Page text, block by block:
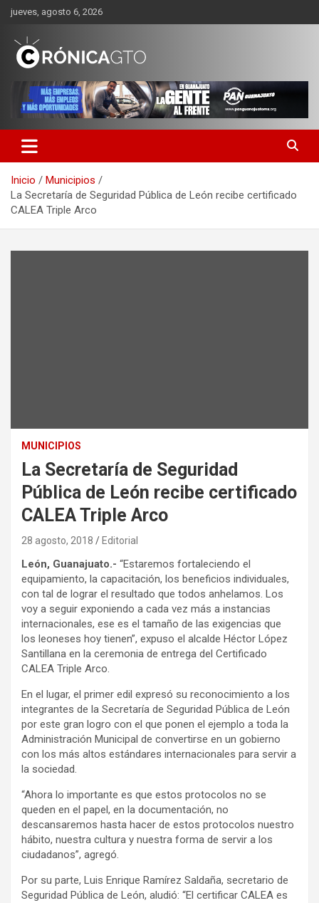
Saltar
contenido
jueves, agosto 6, 2026
CRONICA GUANAJUATO
Inicio
Municipios
La Secretaría de Seguridad Pública de León recibe certificado
CALEA Triple Arco
MUNICIPIOS
La Secretaría de Seguridad
Pública de León recibe certificado
CALEA Triple Arco
28 agosto, 2018 Editorial
León, Guanajuato.- “Estaremos fortaleciendo el
equipamiento, la capacitación, los beneficios individuales,
con tal de lograr el resultado que todos anhelamos. Los
voy a seguir exponiendo a cada vez más a instancias
internacionales, ese es el tamaño de las exigencias que
los leoneses hoy tienen”, expuso el alcalde Héctor López
Santillana en la ceremonia de entrega del Certificado
CALEA Triple Arco.
En el lugar, el primer edil expresó su reconocimiento a los
integrantes de la Secretaría de Seguridad Pública de León
por este gran logro con el que ponen el ejemplo a toda la
Administración Municipal de convertirse en un gobierno
con los más altos estándares internacionales para servir a
la sociedad.
“Ahora lo importante es que estos protocolos no se
queden en el papel, en la documentación, no
descansaremos hasta hacer de estos protocolos nuestro
hábito, nuestra cultura y nuestra forma de servir a los
ciudadanos”, agregó.
Por su parte, Luis Enrique Ramírez Saldaña, secretario de
Seguridad Pública de León, aludió: “El certificar CALEA es